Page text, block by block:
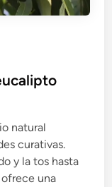
natural
curativas.
y la tos hasta
una